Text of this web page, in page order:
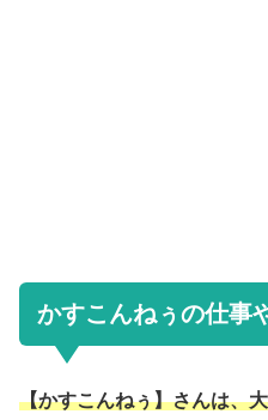
かすこんねぅの仕事
【かすこんねぅ】さんは、